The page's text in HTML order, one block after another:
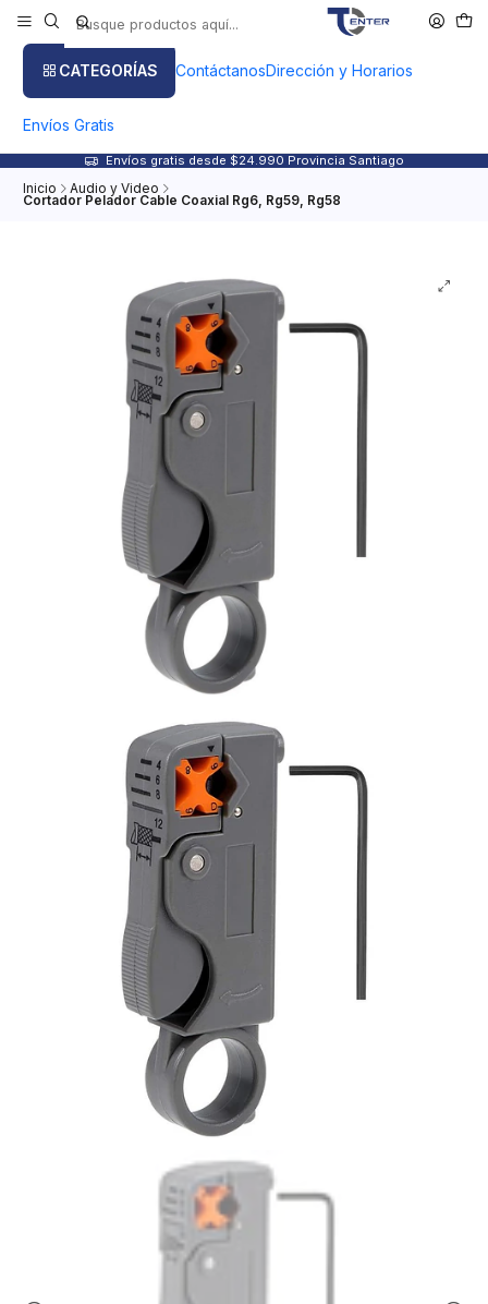
CATEGORÍAS ContáctanosDirección y Horarios
Envíos Gratis
Envíos gratis desde $24.990 Provincia Santiago
Inicio Audio y Video
Cortador Pelador Cable Coaxial Rg6, Rg59, Rg58